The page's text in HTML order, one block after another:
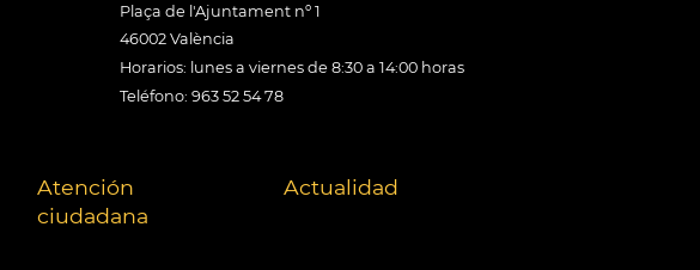
Plaça de l'Ajuntament nº 1
46002 València
Horarios: lunes a viernes de 8:30 a 14:00 horas
Teléfono: 963 52 54 78
Atención
ciudadana
Actualidad